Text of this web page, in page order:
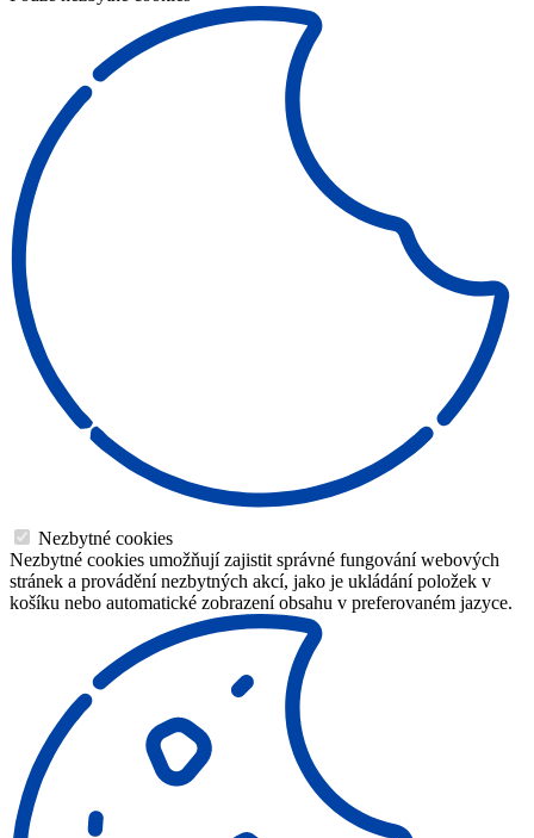
Nezbytné cookies
Nezbytné cookies umožňují zajistit správné fungování webových
stránek a provádění nezbytných akcí, jako je ukládání položek v
košíku nebo automatické zobrazení obsahu v preferovaném jazyce.